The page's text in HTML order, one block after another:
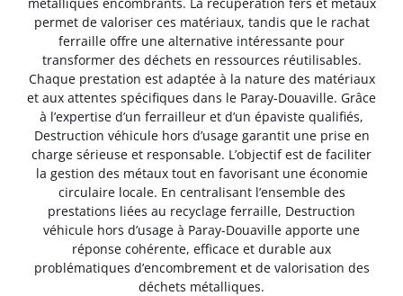
permet de valoriser ces matériaux, tandis que le rachat
ferraille offre une alternative intéressante pour
transformer des déchets en ressources réutilisables.
Chaque prestation est adaptée à la nature des matériaux
et aux attentes spécifiques dans le Paray-Douaville. Grâce
à l’expertise d’un ferrailleur et d’un épaviste qualifiés,
Destruction véhicule hors d’usage garantit une prise en
charge sérieuse et responsable. L’objectif est de faciliter
la gestion des métaux tout en favorisant une économie
circulaire locale. En centralisant l’ensemble des
prestations liées au recyclage ferraille, Destruction
véhicule hors d’usage à Paray-Douaville apporte une
réponse cohérente, efficace et durable aux
problématiques d’encombrement et de valorisation des
déchets métalliques.